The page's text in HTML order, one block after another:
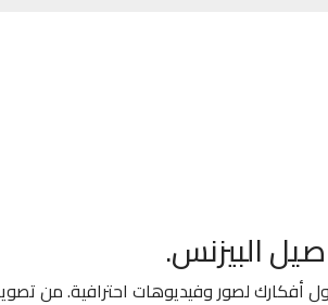
البيزنس.
أفكارك لصور وفيديوهات احترافية. من